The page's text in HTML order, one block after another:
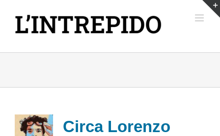
contenuto
Circa Lorenzo